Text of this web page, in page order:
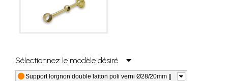
Sélectionnez le modèle désiré
Support lorgnon double laiton poli verni Ø28/20mm ||